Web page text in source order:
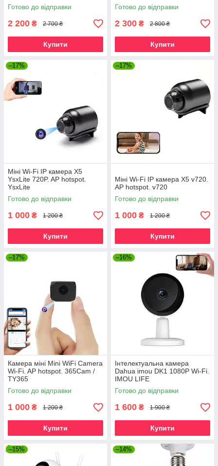
Готово до відправки
2 200 ₴ 2 700 ₴
Купити
Готово до відправки
2 300 ₴ 2 800 ₴
Купити
–17%
Міні Wi-Fi IP камера X5
YsxLite 720P. AP hotspot.
YsxLite
Готово до відправки
1 000 ₴ 1 200 ₴
Купити
–17%
Міні Wi-Fi IP камера X5 v720.
AP hotspot. v720
Готово до відправки
1 000 ₴ 1 200 ₴
Купити
–17%
Камера міні Mini WiFi Camera
Wi-Fi. AP hotspot. 365Cam /
TY365
Готово до відправки
1 000 ₴ 1 200 ₴
Купити
–16%
Інтелектуальна камера
Dahua imou DK1 1080P Wi-Fi.
IMOU LIFE
Готово до відправки
1 600 ₴ 1 900 ₴
Купити
–15% –14%